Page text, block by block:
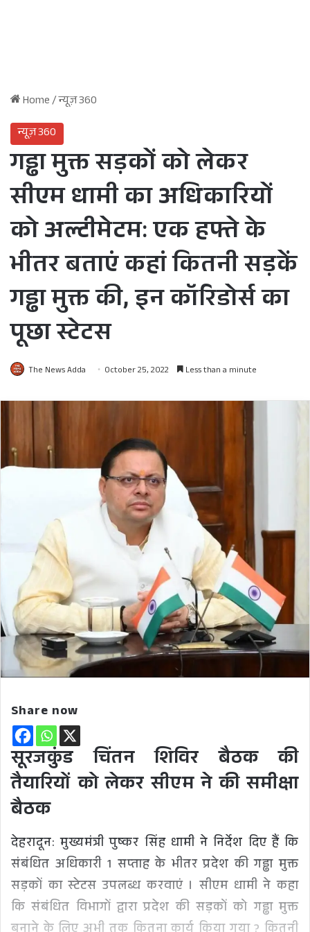
Home/न्यूज़ 360
न्यूज़ 360
गड्ढा मुक्त सड़कों को लेकर
सीएम धामी का अधिकारियों
को अल्टीमेटम: एक हफ्ते के
भीतर बताएं कहां कितनी सड़कें
गड्ढा मुक्त की, इन कॉरिडोर्स का
पूछा स्टेटस
The News Adda October 25, 2022 Less than a minute
Share now
सूरजकुंड चिंतन शिविर बैठक की
तैयारियों को लेकर सीएम ने की समीक्षा
बैठक
देहरादून: मुख्यमंत्री पुष्कर सिंह धामी ने निर्देश दिए हैं कि
संबंधित अधिकारी 1 सप्ताह के भीतर प्रदेश की गड्ढा मुक्त
सड़कों का स्टेटस उपलब्ध करवाएं । सीएम धामी ने कहा
कि संबंधित विभागों द्वारा प्रदेश की सड़कों को गड्ढा मुक्त